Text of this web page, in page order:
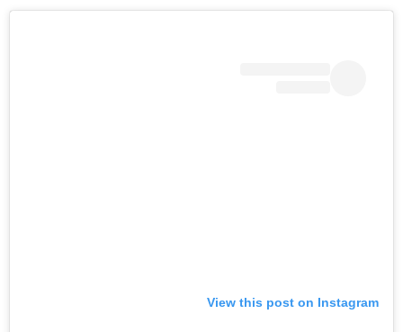
View this post on Instagram